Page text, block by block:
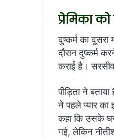
प्रेमिका
दुष्कर्म का
दौरान दुष्कर्म
कराई है।
पीड़िता ने
ने पहले प्यार का
कहा कि उसके
गई, लेकिन